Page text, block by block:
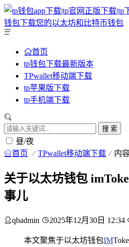
首页
tp钱包下载最新版本
TPwallet移动端下载
tp苹果版下载
tp手机端下载
搜 索
昼/夜
首页 TPwallet移动端下载 内
关于以太坊钱包
事儿
qbadmin 2025年12月30日 12:34
本文聚焦于以太坊钱包IM